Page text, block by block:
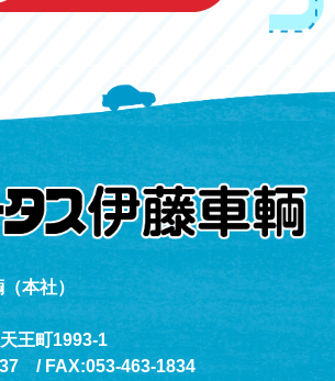
0339
無休24h対応）
本社）
王町1993-1
/ FAX:053-463-1834